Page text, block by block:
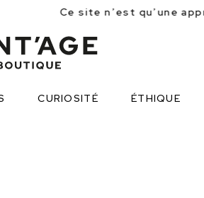
qu’une approche partielle
CURIOSITÉ ÉTHIQUE